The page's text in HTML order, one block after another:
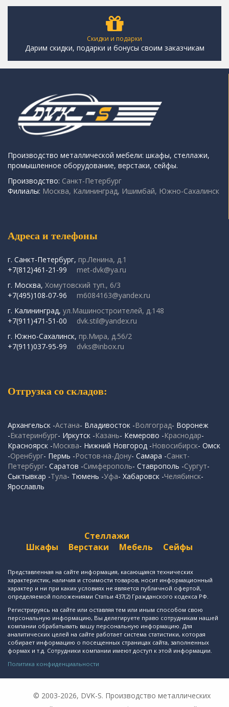
Скидки и подарки
Дарим скидки, подарки и бонусы своим заказчикам
Производство металлической мебели: шкафы, стеллажи,
промышленное оборудование, верстаки, сейфы.
Производство: Санкт-Петербург
Филиалы: Москва, Калининград, Ишимбай, Южно-Сахалинск
Адреса и телефоны
г. Санкт-Петербург, пр.Ленина, д.1
+7(812)461-21-99
met-dvk@ya.ru
г. Москва, Хомутовский туп., 6/3
+7(495)108-07-96
m6084163@yandex.ru
г. Калининград, ул.Машиностроителей, д.148
+7(911)471-51-00
dvk.stil@yandex.ru
г. Южно-Сахалинск, пр.Мира, д.56/2
+7(911)037-95-99
dvks@inbox.ru
Отгрузка со складов:
Архангельск -Астана- Владивосток -Волгоград- Воронеж
-Екатеринбург- Иркутск -Казань- Кемерово -Краснодар-
Красноярск -Москва- Нижний Новгород -Новосибирск- Омск
-Оренбург- Пермь -Ростов-на-Дону- Самара -Санкт-
Петербург- Саратов -Симферополь- Ставрополь -Сургут-
Сыктывкар -Тула- Тюмень -Уфа- Хабаровск -Челябинск-
Ярославль
Стеллажи
Шкафы
Верстаки Мебель Сейфы
Представленная на сайте информация, касающаяся технических
характеристик, наличия и стоимости товаров, носит информационный
характер и ни при каких условиях не является публичной офертой,
определяемой положениями Статьи 437(2) Гражданского кодекса РФ.
Регистрируясь на сайте или оставляя тем или иным способом свою
персональную информацию, Вы делегируете право сотрудникам нашей
компании обрабатывать вашу персональную информацию. Для
аналитических целей на сайте работает система статистики, которая
собирает информацию о посещенных страницах сайта, заполненных
формах и т.д. Сотрудники компании имеют доступ к этой информации.
Политика конфиденциальности
© 2003-2026, DVK-S. Производство металлических